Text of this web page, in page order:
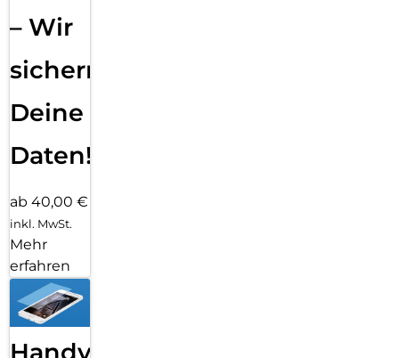
– Wir
sichern
Deine
Daten!
ab 40,00 €
inkl. MwSt.
Mehr
erfahren